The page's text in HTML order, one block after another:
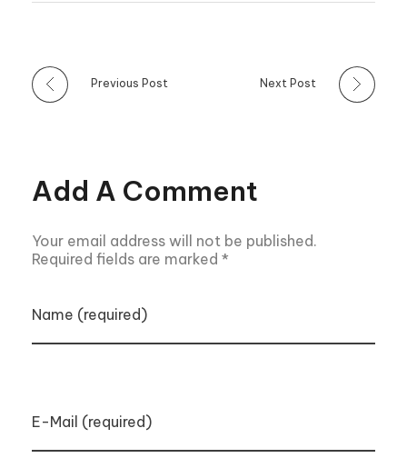
Previous Post Next Post
Add A Comment
Your email address will not be published.
Required fields are marked *
Name (required)
E-Mail (required)